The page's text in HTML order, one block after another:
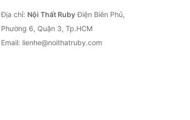
Địa chỉ: Nội Thất RubyĐiện Biên Phủ,
Phường 6, Quận 3, Tp.HCM
Email: lienhe@noithatruby.com